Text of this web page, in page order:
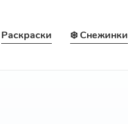
Раскраски ❄️ Снежинки